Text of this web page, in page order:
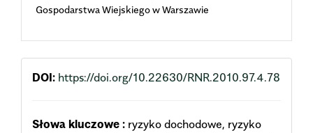
Gospodarstwa Wiejskiego w Warszawie
DOI: https://doi.org/10.22630/RNR.2010.97.4.78
Słowa kluczowe : ryzyko dochodowe, ryzyko